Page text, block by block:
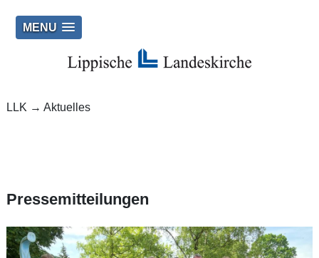
MENU
LLK → Aktuelles
Pressemitteilungen